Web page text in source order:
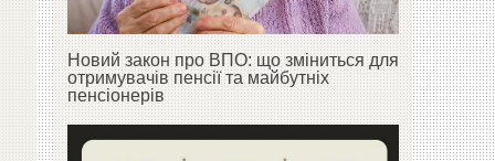
Новий закон про ВПО: що зміниться для
отримувачів пенсії та майбутніх
пенсіонерів